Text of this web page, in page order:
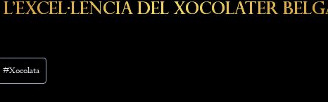
L’Excel·lència Del Xocolater
#Xocolata